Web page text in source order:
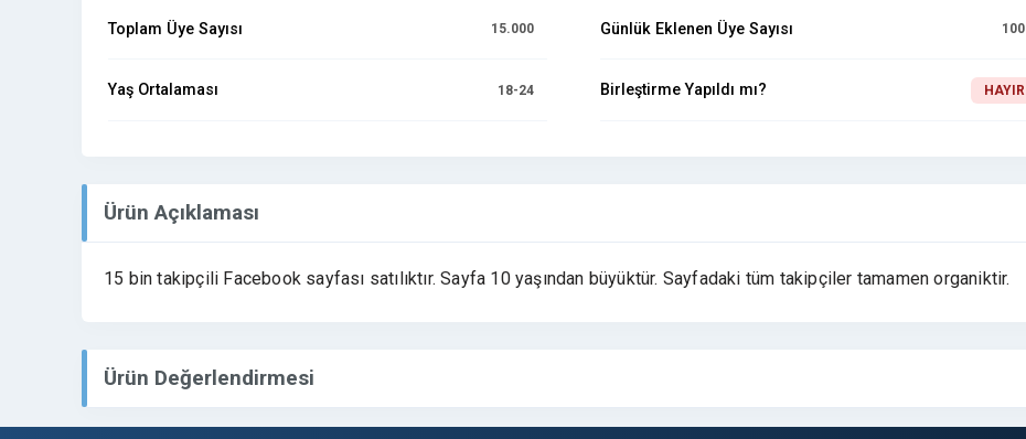
Toplam Üye Sayısı 15.000
Yaş Ortalaması 18-24
Günlük Eklenen Üye Sayısı 100
Birleştirme Yapıldı mı? HAYIR
Ürün Açıklaması
15 bin takipçili Facebook sayfası satılıktır. Sayfa 10 yaşından büyüktür. Sayfadaki tüm takipçiler tamamen organiktir.
Ürün Değerlendirmesi